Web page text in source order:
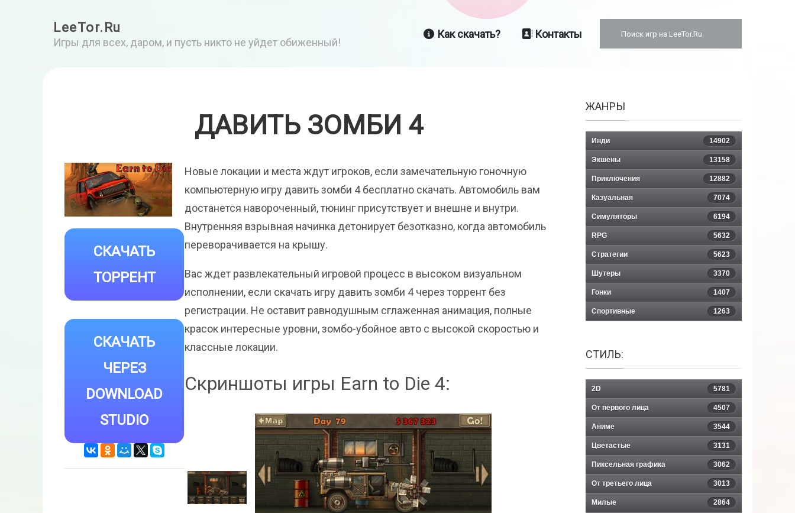
LeeTor.Ru
Игры для всех, даром, и пусть никто не уйдет обиженный!
Как скачать? Контакты
ДАВИТЬ ЗОМБИ 4
СКАЧАТЬ
ТОРРЕНТ
СКАЧАТЬ
ЧЕРЕЗ
DOWNLOAD
STUDIO
Новые локации и места ждут игроков, если замечательную гоночную
компьютерную игру давить зомби 4 бесплатно скачать. Автомобиль вам
достанется навороченный, тюнинг присутствует и внешне и внутри.
Внутренняя взрывная начинка детонирует безотказно, когда автомобиль
переворачивается на крышу.
Вас ждет развлекательный игровой процесс в высоком визуальном
исполнении, если скачать игру давить зомби 4 через торрент без
регистрации. Не оставит равнодушным сглаженная анимация, полные
красок интересные уровни, зомбо-убойное авто с высокой скоростью и
классные локации.
Скриншоты игры Earn to Die 4:
ЖАНРЫ
Инди 14902
Экшены 13158
Приключения 12882
Казуальная 7074
Симуляторы 6194
RPG 5632
Стратегии 5623
Шутеры 3370
Гонки 1407
Спортивные 1263
СТИЛЬ:
2D 5781
От первого лица 4507
Аниме 3544
Цветастые 3131
Пиксельная графика 3062
От третьего лица 3013
Милые 2864